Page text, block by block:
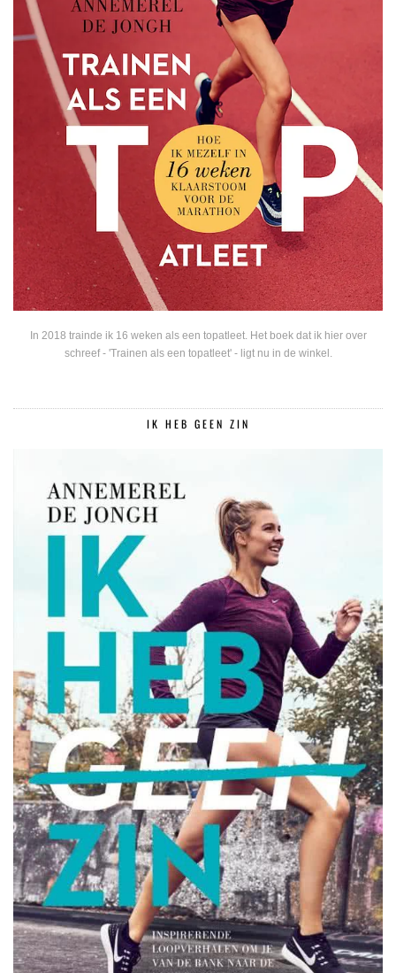
In 2018 trainde ik 16 weken als een topatleet. Het boek dat ik hier over
schreef - 'Trainen als een topatleet' - ligt nu in de winkel.
IK HEB GEEN ZIN